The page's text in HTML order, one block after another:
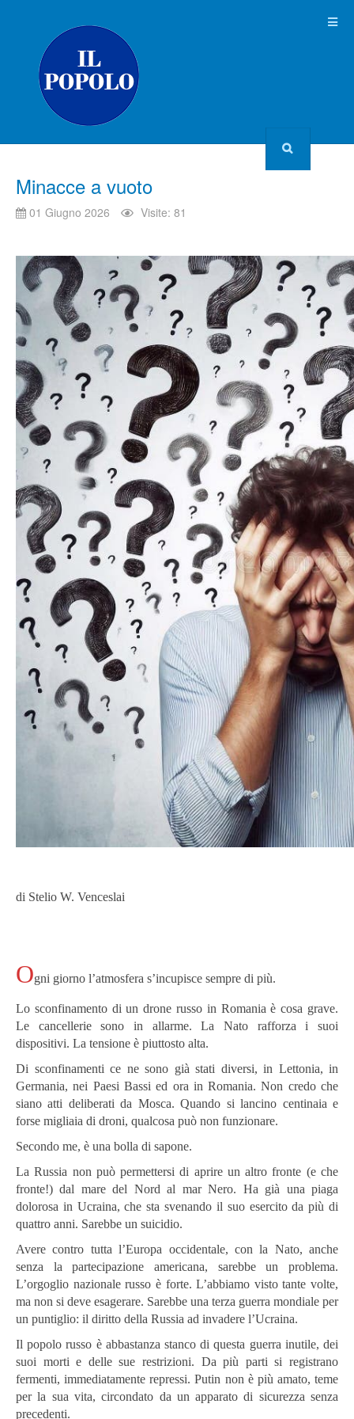
Minacce a vuoto
01 Giugno 2026 Visite: 81
di Stelio W. Venceslai
Ogni giorno l’atmosfera s’incupisce sempre di più.
Lo sconfinamento di un drone russo in Romania è cosa grave.
Le cancellerie sono in allarme. La Nato rafforza i suoi
dispositivi. La tensione è piuttosto alta.
Di sconfinamenti ce ne sono già stati diversi, in Lettonia, in
Germania, nei Paesi Bassi ed ora in Romania. Non credo che
siano atti deliberati da Mosca. Quando si lancino centinaia e
forse migliaia di droni, qualcosa può non funzionare.
Secondo me, è una bolla di sapone.
La Russia non può permettersi di aprire un altro fronte (e che
fronte!) dal mare del Nord al mar Nero. Ha già una piaga
dolorosa in Ucraina, che sta svenando il suo esercito da più di
quattro anni. Sarebbe un suicidio.
Avere contro tutta l’Europa occidentale, con la Nato, anche
senza la partecipazione americana, sarebbe un problema.
L’orgoglio nazionale russo è forte. L’abbiamo visto tante volte,
ma non si deve esagerare. Sarebbe una terza guerra mondiale per
un puntiglio: il diritto della Russia ad invadere l’Ucraina.
Il popolo russo è abbastanza stanco di questa guerra inutile, dei
suoi morti e delle sue restrizioni. Da più parti si registrano
fermenti, immediatamente repressi. Putin non è più amato, teme
per la sua vita, circondato da un apparato di sicurezza senza
precedenti.